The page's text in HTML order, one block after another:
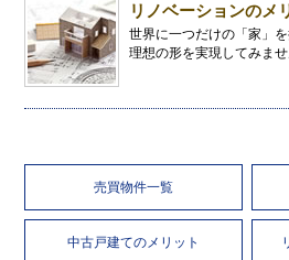
リノベーションのメ
世界に一つだけの「家」
理想の形を実現してみませ
売買物件一覧
中古戸建てのメリット